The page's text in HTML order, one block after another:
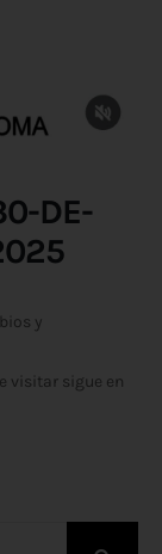
DE-
y
visitar sigue en